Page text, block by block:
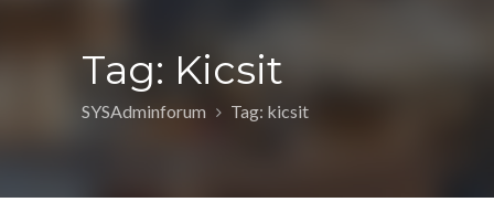
Tag: Kicsit
SYSAdminforum Tag: kicsit